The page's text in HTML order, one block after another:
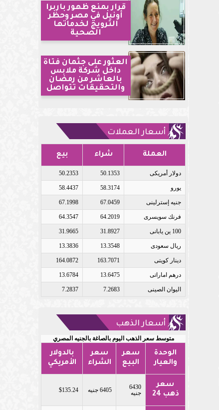
قرار بمنع ظهور باربرا
أونيل في مصر وحظر
الترويج لخدماتها
الصحية
العثور على جثمان فتاة
داخل شركة ملابس
بالعاشر من رمضان
والتحقيقات تتواصل
أسعار العملات
العملة شراء بيع
دولار أمريكى 50.1353
50.2353
يورو 58.3174
58.4437
جنيه إسترلينى 67.0459
67.1998
فرنك سويسرى 64.2019
64.3547
100 ين يابانى 31.8927
31.9665
ريال سعودى 13.3548
13.3836
دينار كويتى 163.7071
164.0872
درهم اماراتى 13.6475
13.6784
اليوان الصينى 7.2683
7.2837
أسعار الذهب
متوسط سعر الذهب اليوم بالصاغة بالجنيه المصري
الوحدة
والعيار
سعر
البيع
سعر
الشراء
بالدولار
الأمريكي
سعر
ذهب 24
6430
جنيه
6405 جنيه $135.24